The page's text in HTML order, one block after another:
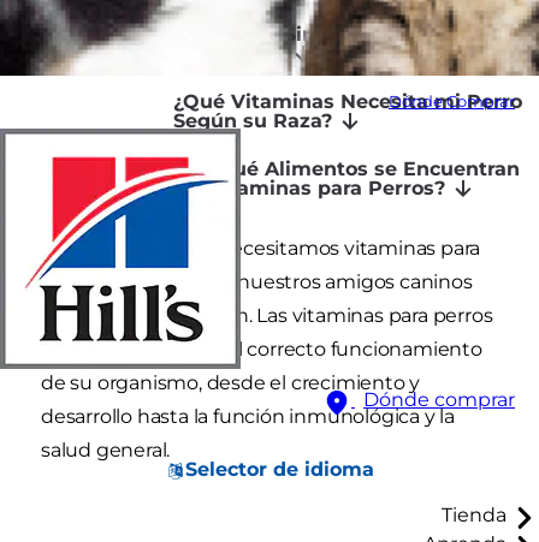
Dónde Comprar
Dónde comprar
Selector de idioma
Tienda
¿Para Qué Sirven las Vitaminas en
los Perros?
¿Qué Vitaminas Necesita mi Perro
Según su Raza?
¿En Qué Alimentos se Encuentran
las Vitaminas para Perros?
Así como nosotros necesitamos vitaminas para
mantenernos sanos, nuestros amigos caninos
también las requieren. Las vitaminas para perros
son esenciales para el correcto funcionamiento
de su organismo, desde el crecimiento y
desarrollo hasta la función inmunológica y la
salud general.